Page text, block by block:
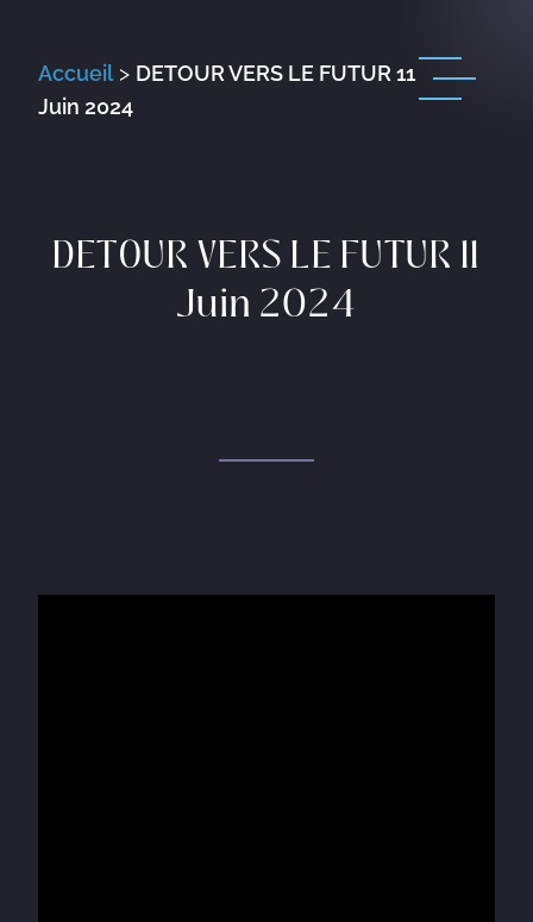
Accueil> DETOUR VERS LE FUTUR 11
Juin 2024
DETOUR VERS LE FUTUR 11
Juin 2024